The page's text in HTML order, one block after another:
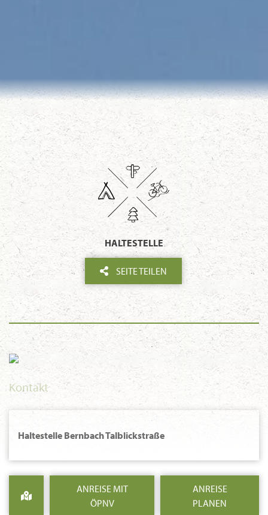
HALTESTELLE
SEITE TEILEN
Kontakt
Haltestelle Bernbach Talblickstraße
ANREISE MIT
ÖPNV
ANREISE
PLANEN